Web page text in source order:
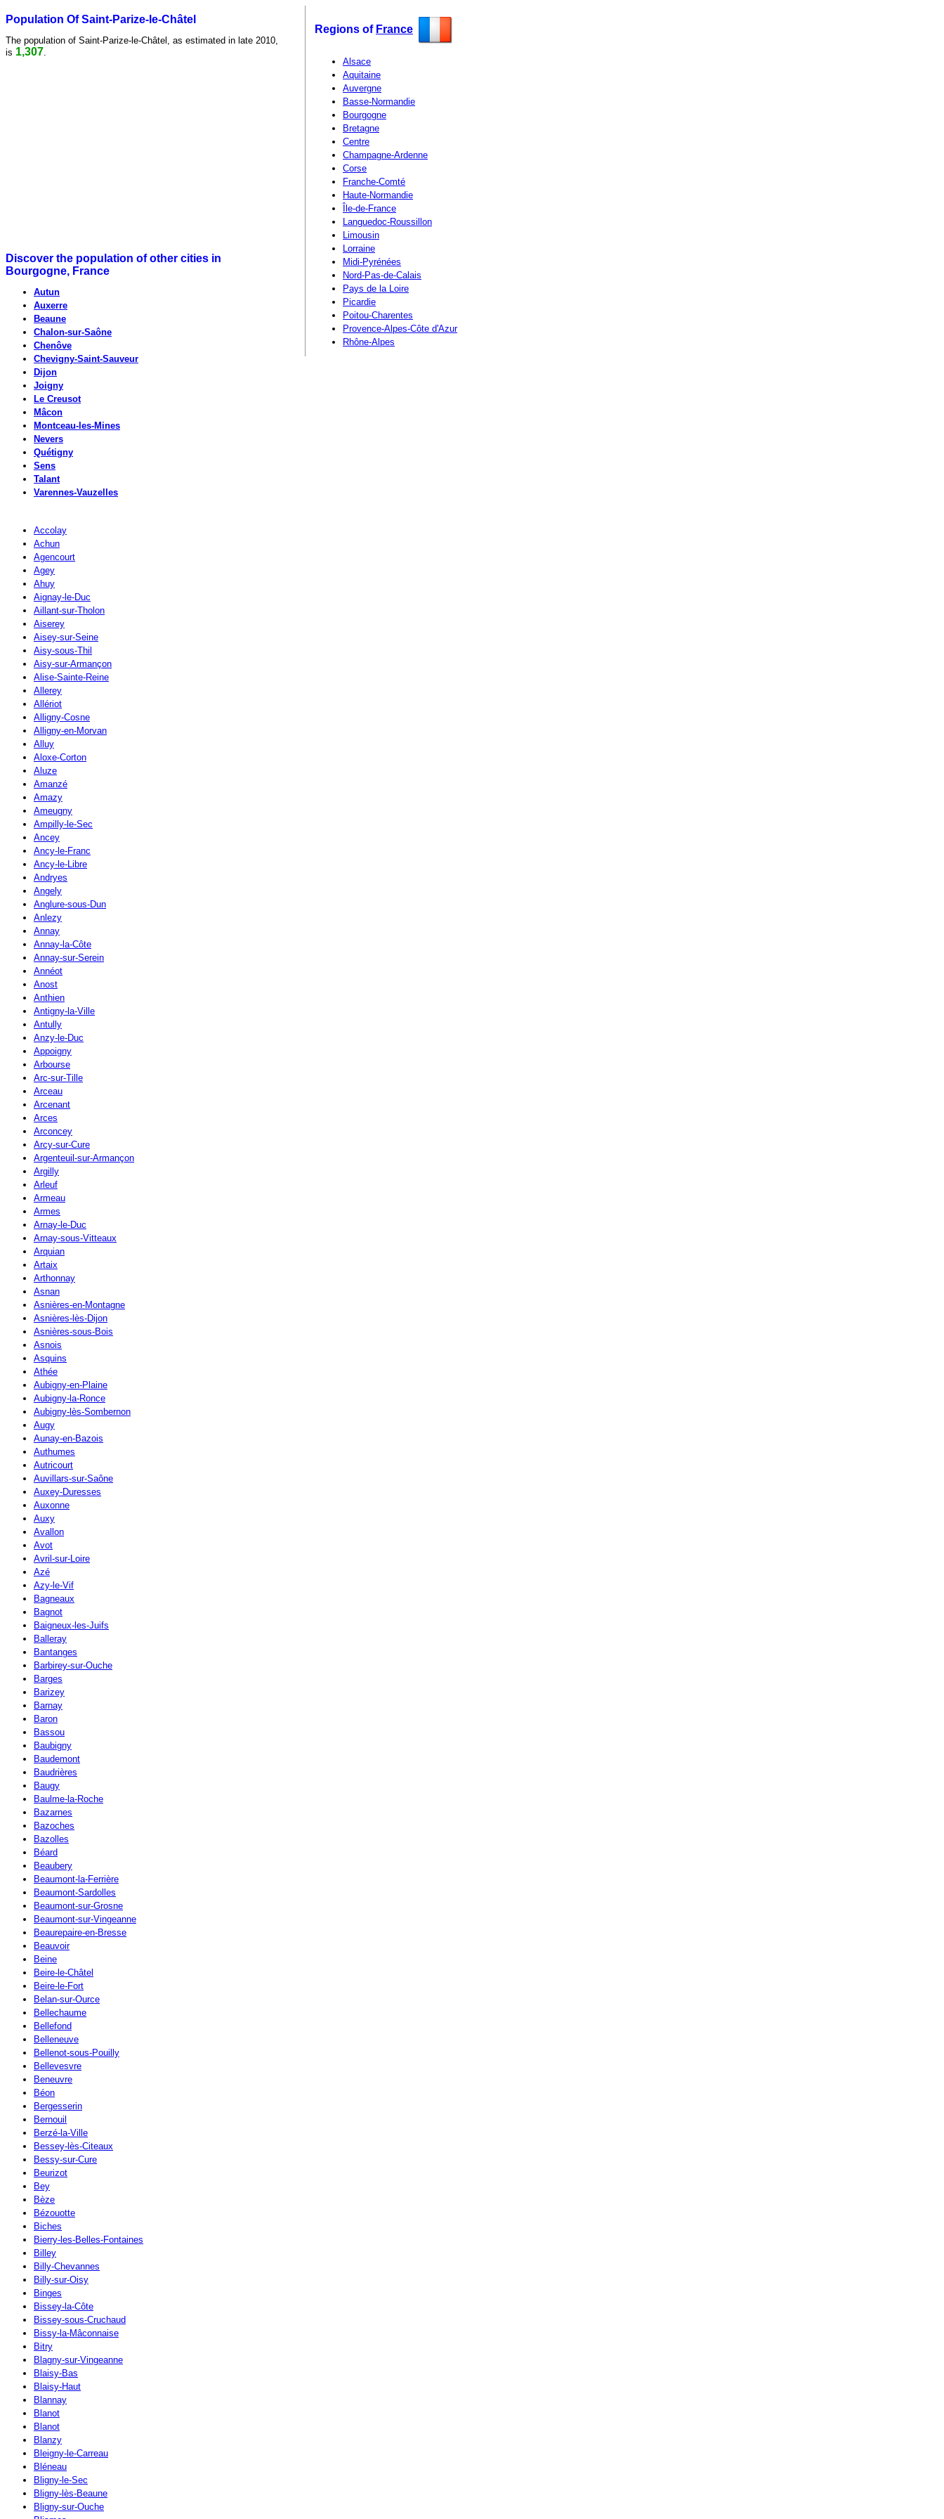
Population Of Saint-Parize-le-Châtel
The population of Saint-Parize-le-Châtel, as estimated in late 2010,
is 1,307
Discover the population of other cities in
Bourgogne, France
Autun
Auxerre
Beaune
Chalon-sur-Saône
Chenôve
Chevigny-Saint-Sauveur
Dijon
Joigny
Le Creusot
Mâcon
Montceau-les-Mines
Nevers
Quétigny
Sens
Talant
Varennes-Vauzelles
Accolay
Achun
Agencourt
Agey
Ahuy
Aignay-le-Duc
Aillant-sur-Tholon
Aiserey
Aisey-sur-Seine
Aisy-sous-Thil
Aisy-sur-Armançon
Alise-Sainte-Reine
Allerey
Allériot
Alligny-Cosne
Alligny-en-Morvan
Alluy
Aloxe-Corton
Aluze
Amanzé
Amazy
Ameugny
Ampilly-le-Sec
Ancey
Ancy-le-Franc
Ancy-le-Libre
Andryes
Angely
Anglure-sous-Dun
Anlezy
Annay
Annay-la-Côte
Annay-sur-Serein
Annéot
Anost
Anthien
Antigny-la-Ville
Antully
Anzy-le-Duc
Appoigny
Arbourse
Arc-sur-Tille
Arceau
Arcenant
Arces
Arconcey
Arcy-sur-Cure
Argenteuil-sur-Armançon
Argilly
Arleuf
Armeau
Armes
Arnay-le-Duc
Arnay-sous-Vitteaux
Arquian
Artaix
Arthonnay
Asnan
Asnières-en-Montagne
Asnières-lès-Dijon
Asnières-sous-Bois
Asnois
Asquins
Athée
Aubigny-en-Plaine
Aubigny-la-Ronce
Aubigny-lès-Sombernon
Augy
Aunay-en-Bazois
Authumes
Autricourt
Auvillars-sur-Saône
Auxey-Duresses
Auxonne
Auxy
Avallon
Avot
Avril-sur-Loire
Azé
Azy-le-Vif
Bagneaux
Bagnot
Baigneux-les-Juifs
Balleray
Bantanges
Barbirey-sur-Ouche
Barges
Barizey
Barnay
Baron
Bassou
Baubigny
Baudemont
Baudrières
Baugy
Baulme-la-Roche
Bazarnes
Bazoches
Bazolles
Béard
Beaubery
Beaumont-la-Ferrière
Beaumont-Sardolles
Beaumont-sur-Grosne
Beaumont-sur-Vingeanne
Beaurepaire-en-Bresse
Beauvoir
Beine
Beire-le-Châtel
Beire-le-Fort
Belan-sur-Ource
Bellechaume
Bellefond
Belleneuve
Bellenot-sous-Pouilly
Bellevesvre
Beneuvre
Béon
Bergesserin
Bernouil
Berzé-la-Ville
Bessey-lès-Citeaux
Bessy-sur-Cure
Beurizot
Bey
Bèze
Bézouotte
Biches
Bierry-les-Belles-Fontaines
Billey
Billy-Chevannes
Billy-sur-Oisy
Binges
Bissey-la-Côte
Bissey-sous-Cruchaud
Bissy-la-Mâconnaise
Bitry
Blagny-sur-Vingeanne
Blaisy-Bas
Blaisy-Haut
Blannay
Blanot
Blanot
Blanzy
Bleigny-le-Carreau
Bléneau
Bligny-le-Sec
Bligny-lès-Beaune
Bligny-sur-Ouche
Regions of France
Alsace
Aquitaine
Auvergne
Basse-Normandie
Bourgogne
Bretagne
Centre
Champagne-Ardenne
Corse
Franche-Comté
Haute-Normandie
Île-de-France
Languedoc-Roussillon
Limousin
Lorraine
Midi-Pyrénées
Nord-Pas-de-Calais
Pays de la Loire
Picardie
Poitou-Charentes
Provence-Alpes-Côte d'Azur
Rhône-Alpes